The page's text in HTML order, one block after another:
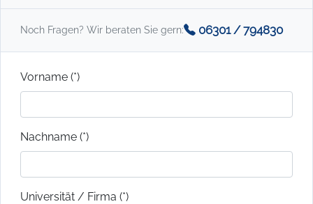
Noch Fragen? Wir beraten Sie gern: 06301 / 794830
Vorname (*)
Nachname (*)
Universität / Firma (*)